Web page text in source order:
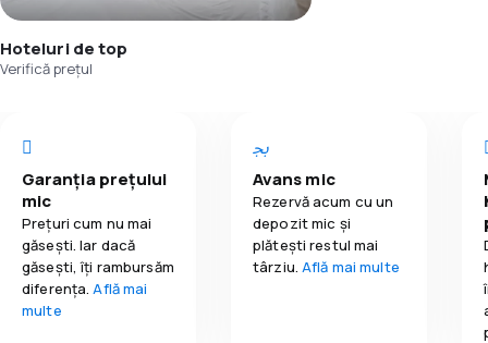
Hoteluri de top
Verifică prețul
Garanția prețului
mic
Prețuri cum nu mai
găsești. Iar dacă
găseşti, îți rambursăm
diferența.Află mai
multe
Avans mic
Rezervă acum cu un
depozit mic și
plătești restul mai
târziu.Află mai multe